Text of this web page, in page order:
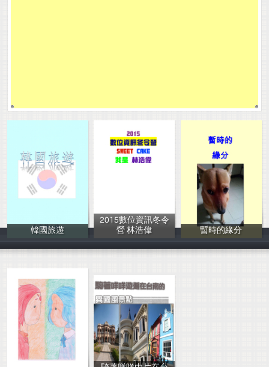
韓國旅遊
陳心瑜
2015數位資訊冬令
營 林浩偉
林浩偉
暫時的緣分
邱瑞瑤/何芷芬/